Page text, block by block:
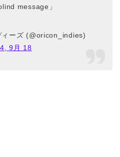
message」
ーズ (@oricon_indies)
9月 18